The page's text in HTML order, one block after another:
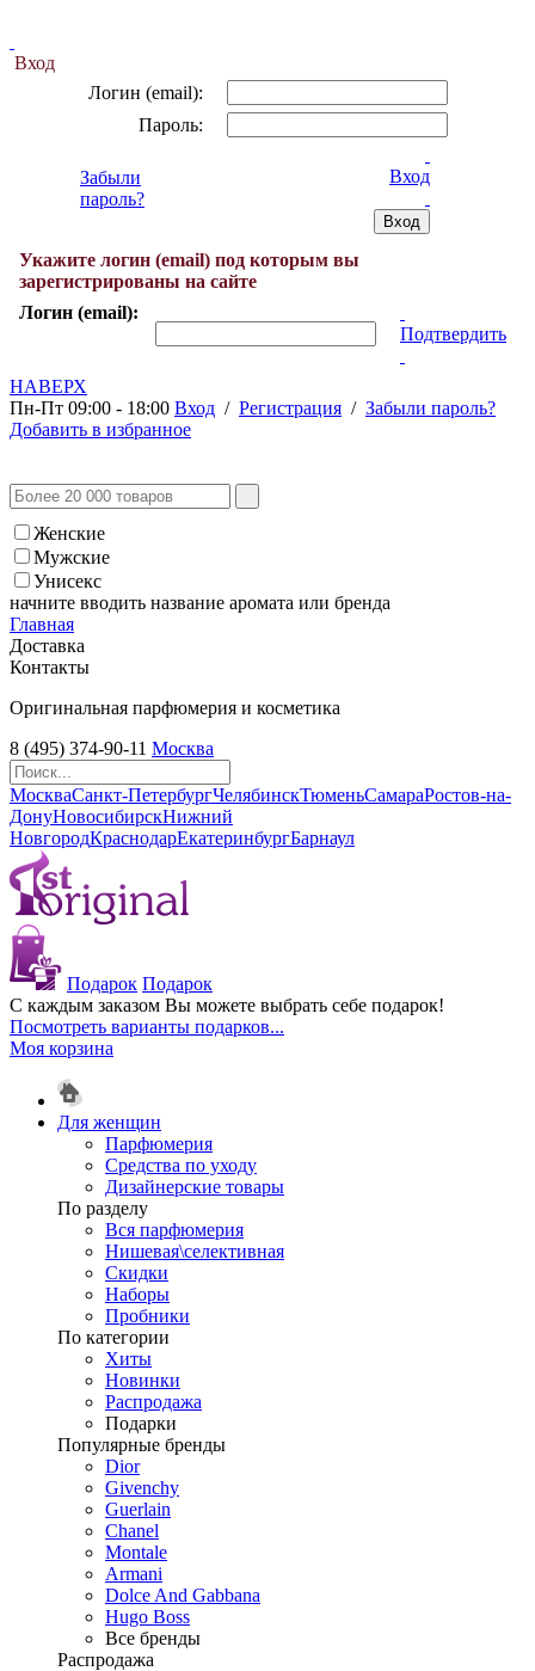
Вход
Логин (email):
Пароль:
Забыли
пароль?
Вход
Укажите логин (email) под которым вы
зарегистрированы на сайте
Логин (email):
Подтвердить
НАВЕРХ
Пн-Пт 09:00 - 18:00 Вход / Регистрация / Забыли пароль?
Добавить в избранное
Женские
Мужские
Унисекс
начните вводить название аромата или бренда
Главная
Доставка
Контакты
Оригинальная парфюмерия и косметика
8 (495) 374-90-11 Москва
МоскваСанкт-ПетербургЧелябинскТюменьСамараРостов-на-
ДонуНовосибирскНижний
НовгородКраснодарЕкатеринбургБарнаул
Подарок Подарок
С каждым заказом Вы можете выбрать себе подарок!
Посмотреть варианты подарков...
Моя корзина
Для женщин
Парфюмерия
Средства по уходу
Дизайнерские товары
По разделу
Вся парфюмерия
Нишевая\селективная
Скидки
Наборы
Пробники
По категории
Хиты
Новинки
Распродажа
Подарки
Популярные бренды
Dior
Givenchy
Guerlain
Chanel
Montale
Armani
Dolce And Gabbana
Hugo Boss
Все бренды
Распродажа